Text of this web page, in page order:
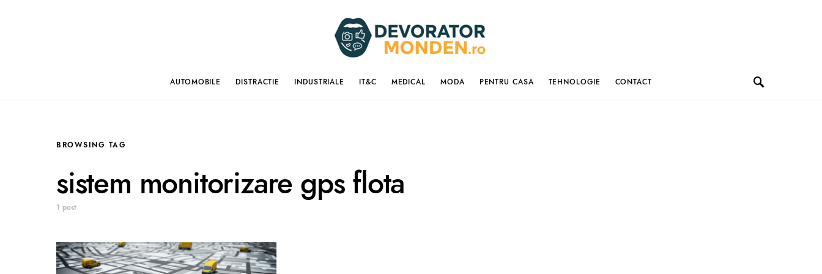
AUTOMOBILE DISTRACTIE INDUSTRIALE IT&C MEDICAL MODA PENTRU CASA TEHNOLOGIE CONTACT
BROWSING TAG
sistem monitorizare gps flota
1 post